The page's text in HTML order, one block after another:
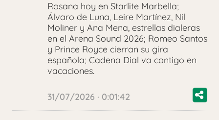
Rosana hoy en Starlite Marbella;
Álvaro de Luna, Leire Martínez, Nil
Moliner y Ana Mena, estrellas dialeras
en el Arena Sound 2026; Romeo Santos
y Prince Royce cierran su gira
española; Cadena Dial va contigo en
vacaciones.
31/07/2026 · 0:01:42